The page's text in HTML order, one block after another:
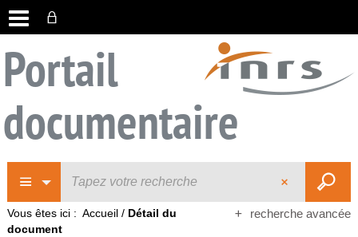
Portail
documentaire
recherche avancée
Vous êtes ici : Accueil / Détail du
document